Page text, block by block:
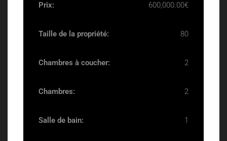
Prix: 600,000.00€
Taille de la propriété: 80
Chambres à coucher: 2
Chambres: 2
Salle de bain: 1